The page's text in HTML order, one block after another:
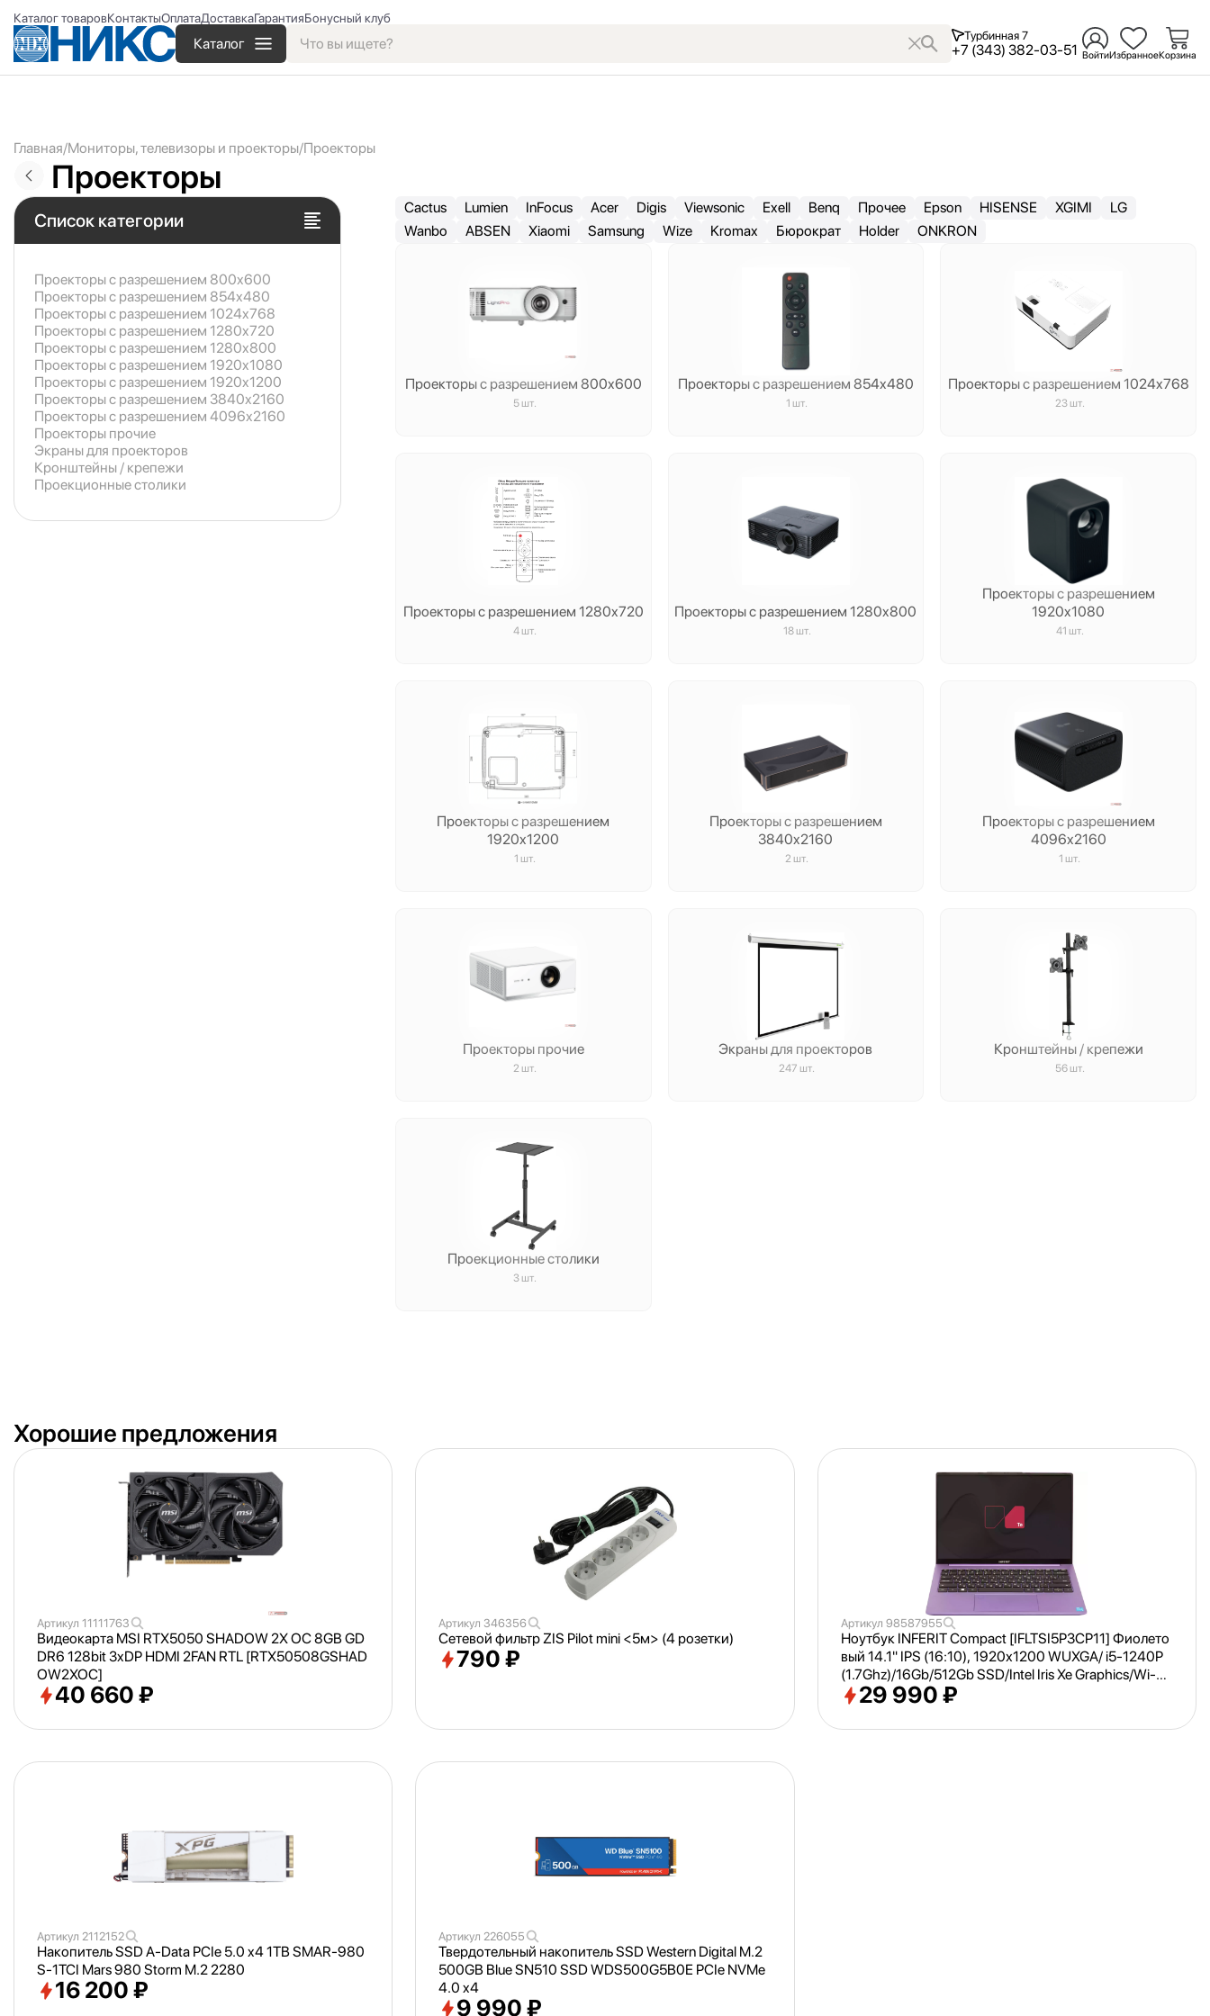
Каталог товаровКонтактыОплатаДоставкаГарантияБонусный клуб
Каталог Турбинная 7
+7 (343) 382-03-51 ВойтиИзбранноеКорзина
Главная Мониторы, телевизоры и проекторы Проекторы
Проекторы
Список категории
Проекторы с разрешением 800x600
Проекторы с разрешением 854x480
Проекторы с разрешением 1024x768
Проекторы с разрешением 1280x720
Проекторы с разрешением 1280x800
Проекторы с разрешением 1920x1080
Проекторы с разрешением 1920x1200
Проекторы с разрешением 3840x2160
Проекторы с разрешением 4096x2160
Проекторы прочие
Экраны для проекторов
Кронштейны / крепежи
Проекционные столики
Cactus Lumien InFocus Acer Digis Viewsonic Exell Benq Прочее Epson HISENSE XGIMI
LG
Wanbo
ABSEN Xiaomi Samsung Wize Kromax Бюрократ Holder ONKRON
Проекторы с разрешением 800x600
5 шт.
Проекторы с разрешением 854x480
1 шт.
Проекторы с разрешением 1024x768
23 шт.
Проекторы с разрешением 1280x720
4 шт.
Проекторы с разрешением 1280x800
18 шт.
Проекторы с разрешением
1920x1080
41 шт.
Проекторы с разрешением
1920x1200
1 шт.
Проекторы с разрешением
3840x2160
2 шт.
Проекторы с разрешением
4096x2160
1 шт.
Проекторы прочие
2 шт.
Экраны для проекторов
247 шт.
Кронштейны / крепежи
56 шт.
Проекционные столики
3 шт.
Хорошие предложения
Артикул 11111763
Видеокарта MSI RTX5050 SHADOW 2X OC 8GB GD
DR6 128bit 3xDP HDMI 2FAN RTL [RTX50508GSHAD
OW2XOC]
40 660 ₽
Артикул 346356
Сетевой фильтр ZIS Pilot mini <5м> (4 розетки)
790 ₽
Артикул 98587955
Ноутбук INFERIT Compact [IFLTSI5P3CP11] Фиолето
вый 14.1" IPS (16:10), 1920х1200 WUXGA/ i5-1240P
(1.7Ghz)/16Gb/512Gb SSD/Intel Iris Xe Graphics/Wi-Fi/
Bluetooth/Win 11Pro Trial
29 990 ₽
Артикул 2112152
Накопитель SSD A-Data PCIe 5.0 x4 1TB SMAR-980
S-1TCI Mars 980 Storm M.2 2280
16 200 ₽
Артикул 226055
Твердотельный накопитель SSD Western Digital M.2
500GB Blue SN510 SSD WDS500G5B0E PCIe NVMe
4.0 x4
9 990 ₽